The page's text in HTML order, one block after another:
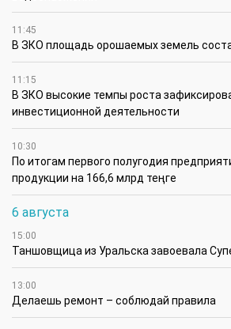
11:45
В ЗКО площадь орошаемых земель
11:15
В ЗКО высокие темпы роста
инвестиционной деятельности
10:30
По итогам первого полугодия
продукции на 166,6 млрд теңге
6 августа
15:00
Таншовщица из Уральска завоевала
13:00
Делаешь ремонт – соблюдай правила